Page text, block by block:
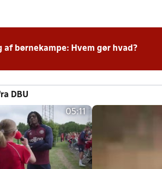
af børnekampe: Hvem gør hvad?
DBU
05:11